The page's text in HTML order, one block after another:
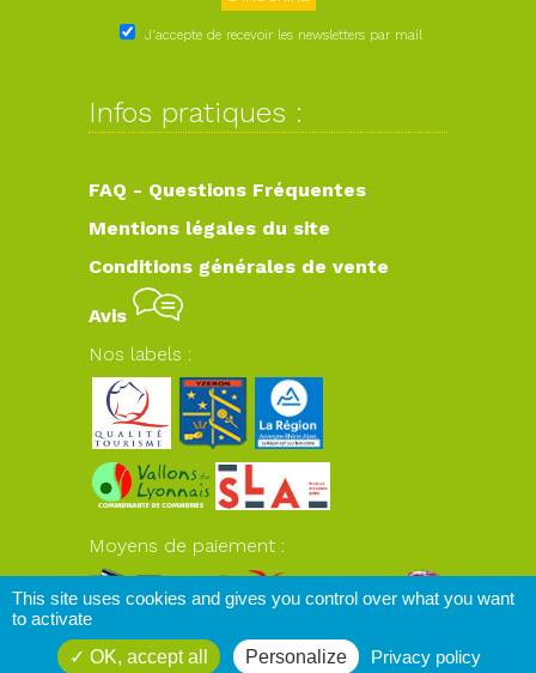
J'accepte de recevoir les newsletters par mail
Infos pratiques :
FAQ - Questions Fréquentes
Mentions légales du site
Conditions générales de vente
Avis
Nos labels :
Moyens de paiement :
This site uses cookies and gives you control over what you want
to activate
OK, accept all
Personalize Privacy policy